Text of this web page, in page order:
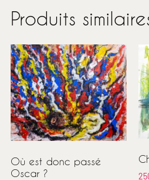
Produits
Où est donc passé
Oscar ?